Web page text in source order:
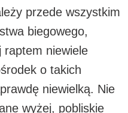
przede wszystkim
biegowego,
raptem niewiele
o takich
niewielką. Nie
wyżej, pobliskie